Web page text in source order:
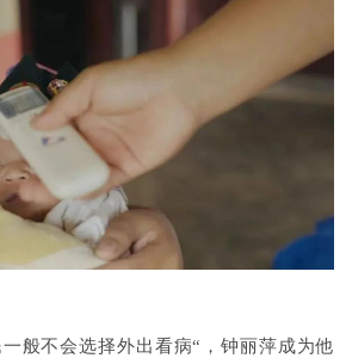
般不会选择外出看病“，钟丽萍成为他